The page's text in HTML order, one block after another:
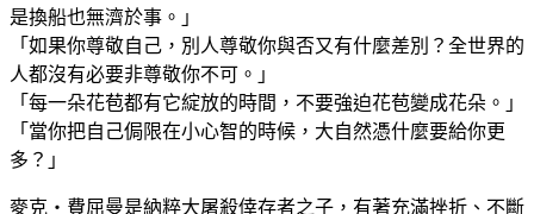
是換船也無濟於事。」
「如果你尊敬自己，別人尊敬你與否又有什麼差別？全世界的
人都沒有必要非尊敬你不可。」
「每一朵花苞都有它綻放的時間，不要強迫花苞變成花朵。」
「當你把自己侷限在小心智的時候，大自然憑什麼要給你更
多？」
麥克‧費屈曼是納粹大屠殺倖存者之子，有著充滿挫折、不斷